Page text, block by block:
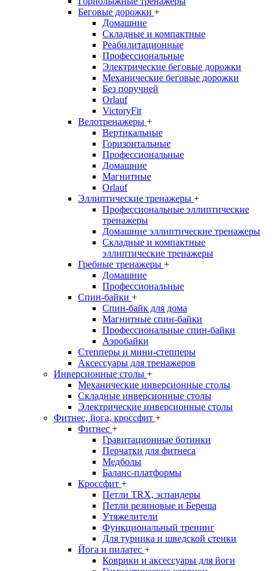
Беговые дорожки +
Домашние
Складные и компактные
Реабилитационные
Профессиональные
Электрические беговые дорожки
Механические беговые дорожки
Без поручней
Orlauf
VictoryFit
Велотренажеры +
Вертикальные
Горизонтальные
Профессиональные
Домашние
Магнитные
Orlauf
Эллиптические тренажеры +
Профессиональные эллиптические
тренажеры
Домашние эллиптические тренажеры
Складные и компактные
эллиптические тренажеры
Гребные тренажеры +
Домашние
Профессиональные
Спин-байки +
Спин-байк для дома
Магнитные спин-байки
Профессиональные спин-байки
Аэробайки
Степперы и мини-степперы
Аксессуары для тренажеров
Инверсионные столы +
Механические инверсионные столы
Складные инверсионные столы
Электрические инверсионные столы
Фитнес, йога, кроссфит +
Фитнес +
Гравитационные ботинки
Перчатки для фитнеса
Медболы
Баланс-платформы
Кроссфит +
Петли TRX, эспандеры
Петли резиновые и Береша
Утяжелители
Функциональный тренинг
Для турника и шведской стенки
Йога и пилатес +
Коврики и аксессуары для йоги